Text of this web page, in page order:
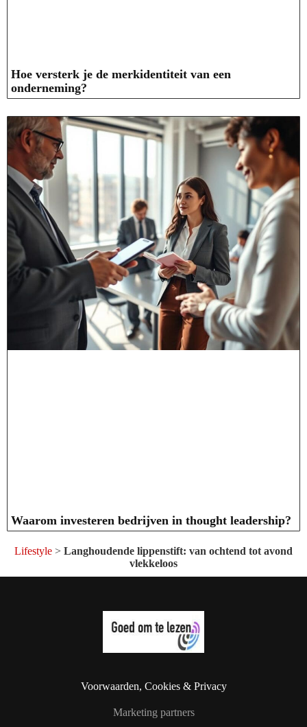
Hoe versterk je de merkidentiteit van een
onderneming?
Waarom investeren bedrijven in thought leadership?
Lifestyle > Langhoudende lippenstift: van ochtend tot avond
vlekkeloos
Voorwaarden, Cookies & Privacy
Marketing partners